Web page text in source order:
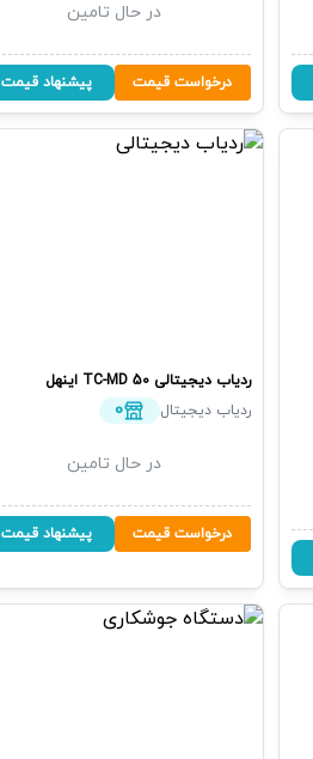
در حال تامین
درخواست قیمت پیشنهاد قیمت
ردیاب دیجیتالی TC-MD 50 اینهل
ردیاب دیجیتال
0
در حال تامین
درخواست قیمت پیشنهاد قیمت